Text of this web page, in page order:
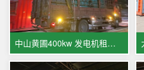
中山黄圃400kw 发电机租赁服务项目